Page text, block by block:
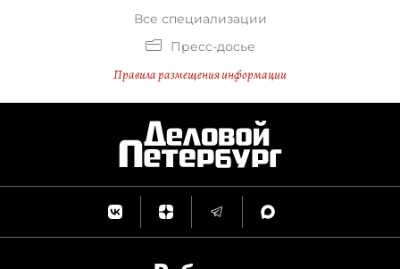
Все специализации
Пресс-досье
Правила размещения информации